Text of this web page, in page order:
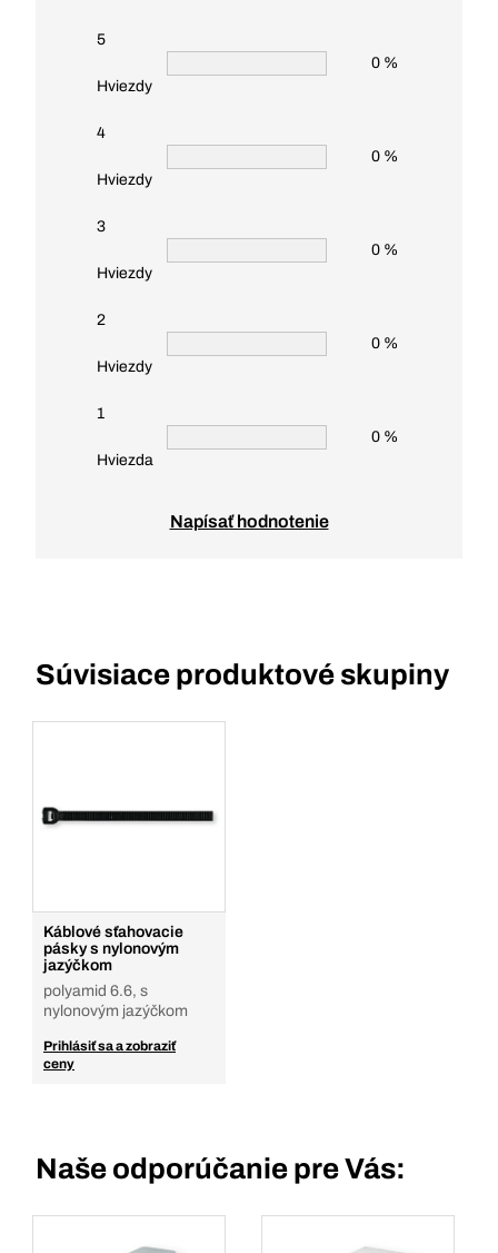
5
Hviezdy
0 %
4
Hviezdy
0 %
3
Hviezdy
0 %
2
Hviezdy
0 %
1
Hviezda
0 %
Napísať hodnotenie
Súvisiace produktové skupiny
Káblové sťahovacie
pásky s nylonovým
jazýčkom
polyamid 6.6, s
nylonovým jazýčkom
Prihlásiť sa a zobraziť
ceny
Naše odporúčanie pre Vás: